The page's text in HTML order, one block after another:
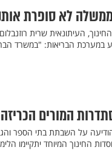
לא סופרת
העיתונאית שרית
במערכת הבריאות: "במשרד
המורים
הודיעה על השבתת בתי הספר
החינוך המיוחד יתקיימו